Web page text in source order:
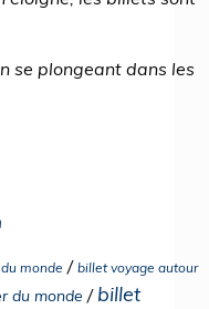
se plongeant dans les
monde / billet voyage autour
du monde / billet